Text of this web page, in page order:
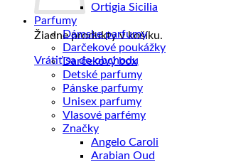
Žiadne produkty v košíku.
Vrátiť sa do obchodu
Ortigia Sicilia
Parfumy
Dámske parfumy
Darčekové poukážky
Darčekový box
Detské parfumy
Pánske parfumy
Unisex parfumy
Vlasové parfémy
Značky
Angelo Caroli
Arabian Oud